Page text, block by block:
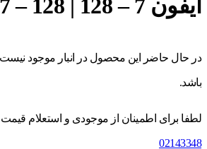
آیفون 7 – 128 | iPhone 7 – 128
در حال حاضر این محصول در انبار موجود
باشد.
لطفا برای اطمینان از موجودی و استعلام
02143348